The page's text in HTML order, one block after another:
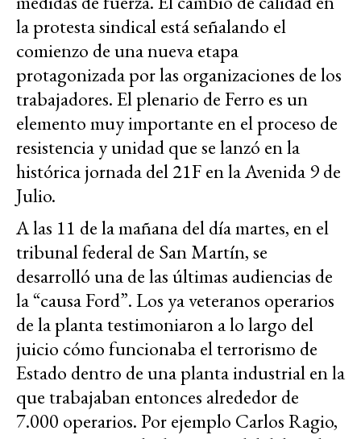
la protesta sindical está señalando el
comienzo de una nueva etapa
protagonizada por las organizaciones de los
trabajadores. El plenario de Ferro es un
elemento muy importante en el proceso de
resistencia y unidad que se lanzó en la
histórica jornada del 21F en la Avenida 9 de
Julio.
A las 11 de la mañana del día martes, en el
tribunal federal de San Martín, se
desarrolló una de las últimas audiencias de
la “causa Ford”. Los ya veteranos operarios
de la planta testimoniaron a lo largo del
juicio cómo funcionaba el terrorismo de
Estado dentro de una planta industrial en la
que trabajaban entonces alrededor de
7.000 operarios. Por ejemplo Carlos Ragio,